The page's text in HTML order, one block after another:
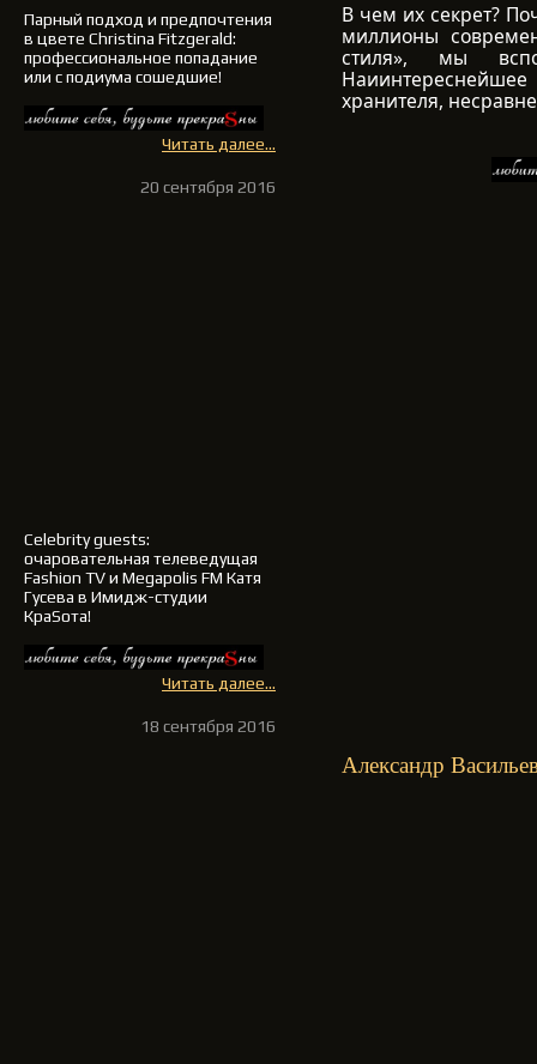
Парный подход и предпочтения
в цвете Christina Fitzgerald:
профессиональное попадание
или с подиума сошедшие!
Читать далее...
20 сентября 2016
Celebrity guests:
очаровательная телеведущая
Fashion TV и Megapolis FM Катя
Гусева в Имидж-студии
КраSота!
Читать далее...
18 сентября 2016
В чем их секрет?
миллионы
стиля», мы
хранителя,
Александр